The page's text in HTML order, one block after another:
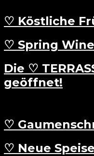
♡ Köstliche
♡ Spring
Die ♡
geöffnet!
♡
♡ Neue